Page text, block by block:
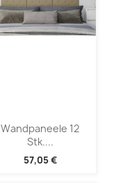
Wandpaneele 12
Stk....
57,05 €